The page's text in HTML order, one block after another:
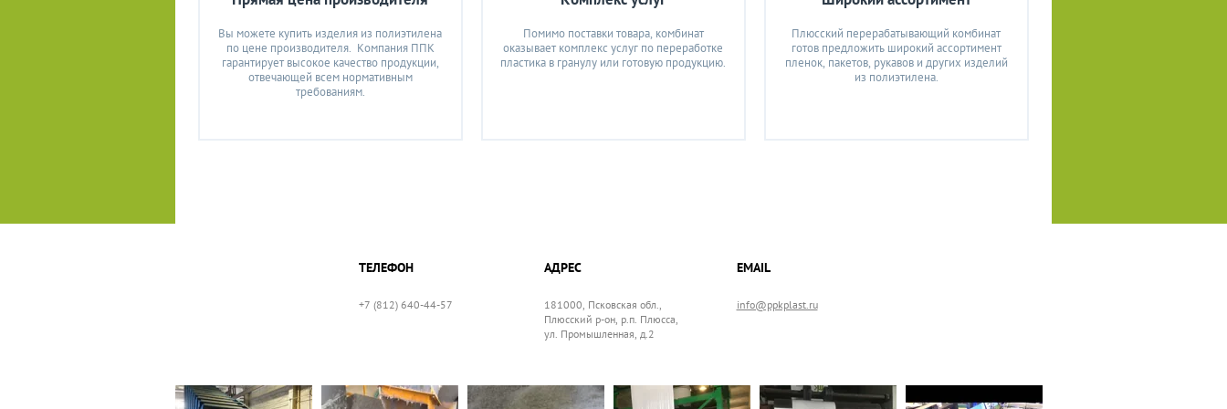
Вы можете купить изделия из полиэтилена
по цене производителя. Компания ППК
гарантирует высокое качество продукции,
отвечающей всем нормативным
требованиям.
Помимо поставки товара, комбинат
оказывает комплекс услуг по переработке
пластика в гранулу или готовую продукцию.
Плюсский перерабатывающий комбинат
готов предложить широкий ассортимент
пленок, пакетов, рукавов и других изделий
из полиэтилена.
ТЕЛЕФОН
+7 (812) 640-44-57
АДРЕС
181000, Псковская обл.,
Плюсский р-он, р.п. Плюсса,
ул. Промышленная, д.2
EMAIL
info@ppkplast.ru
Сбор пластика Сортировка и мойка Грануляция Экструзия Цветная печать Производство